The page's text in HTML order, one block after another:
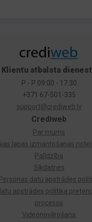
Crediweb
Par mums
lapas izmantošanas
Palīdzība
Sīkdatnes
Personas datu apstrādes
apstrādes politika
procesos
Videonovērošana
Klientu atbalsta
P - P 09:00 - 17:30
+371 67-501-335
support@crediweb.lv